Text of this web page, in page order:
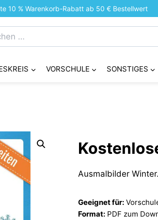
10 % Warenkorb-Rabatt ab 50 € Bestellwert
VORSCHULE SONSTIGES
Ausmalbilder Winter.
Geeignet für:
Format: PDF zum